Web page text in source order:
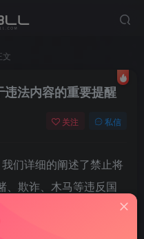
文
违法内容的重要提醒
关注 私信
们详细的阐述了禁止将
、欺诈、木马等违反国
地公安机关传唤，配合